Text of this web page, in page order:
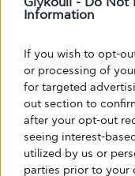
Information
If you wish to opt-
or processing of
for targeted
out section to
after your opt-out
seeing interest-
utilized by us or
parties prior to your